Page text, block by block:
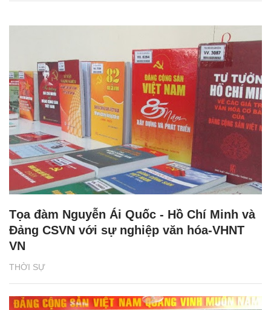
THỜI SỰ
Tọa đàm Nguyễn Ái Quốc - Hồ Chí Minh và
Đảng CSVN với sự nghiệp văn hóa-VHNT
VN